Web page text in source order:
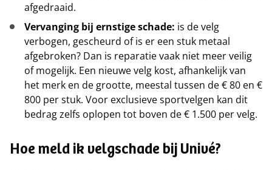
afgedraaid.
Vervanging bij ernstige schade: is de velg
verbogen, gescheurd of is er een stuk metaal
afgebroken? Dan is reparatie vaak niet meer veilig
of mogelijk. Een nieuwe velg kost, afhankelijk van
het merk en de grootte, meestal tussen de € 80 en €
800 per stuk. Voor exclusieve sportvelgen kan dit
bedrag zelfs oplopen tot boven de € 1.500 per velg.
Hoe meld ik velgschade bij Univé?